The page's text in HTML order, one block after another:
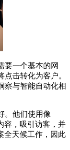
要一个基本的网
点击转化为客户。
与智能自动化相
。他们使用像
容，吸引访客，并
全天候工作，因此